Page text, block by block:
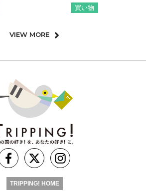
買い物
VIEW MORE
TRIPPING! HOME